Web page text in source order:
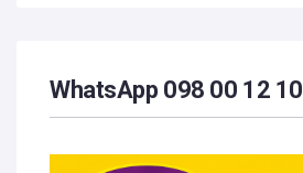
WhatsApp 098 00 12 10